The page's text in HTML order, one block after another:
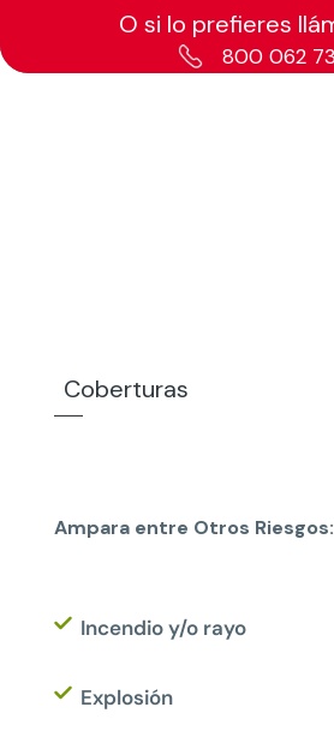
O si lo prefieres
800 062
Coberturas
Ampara entre Otros Riesgos:
Incendio y/o rayo
Explosión